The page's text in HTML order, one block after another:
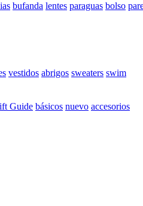
bufanda lentes paraguas bolso
vestidos abrigos sweaters swim
Guide básicos nuevo accesorios